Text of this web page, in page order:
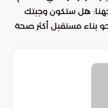
هل ستكون وجبتك
بناء مستقبل أكثر صحة